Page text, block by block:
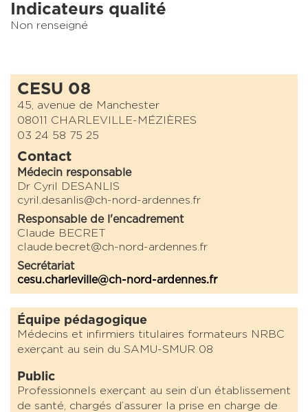
Indicateurs qualité
Non renseigné
CESU 08
45, avenue de Manchester
08011 CHARLEVILLE-MÉZIÈRES
03 24 58 75 25
Contact
Médecin responsable
Dr Cyril DESANLIS
cyril.desanlis@ch-nord-ardennes.fr
Responsable de l'encadrement
Claude BECRET
claude.becret@ch-nord-ardennes.fr
Secrétariat
cesu.charleville@ch-nord-ardennes.fr
Équipe pédagogique
Médecins et infirmiers titulaires formateurs NRBC
exerçant au sein du SAMU-SMUR 08
Public
Professionnels exerçant au sein d’un établissement
de santé, chargés d’assurer la prise en charge de